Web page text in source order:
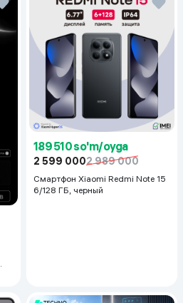
189 510 so'm/oyga
2 599 0002 989 000
Смартфон Xiaomi Redmi Note 15
6/128 ГБ, черный